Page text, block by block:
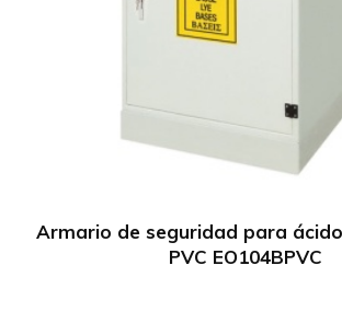
Armario de seguridad para
PVC EO104BPVC